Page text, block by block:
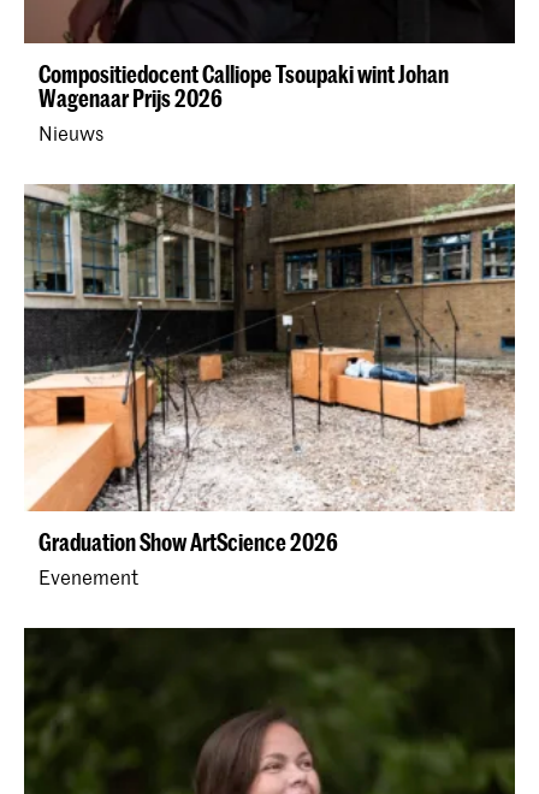
Compositiedocent Calliope Tsoupaki wint Johan
Wagenaar Prijs 2026
Nieuws
Graduation Show ArtScience 2026
Evenement